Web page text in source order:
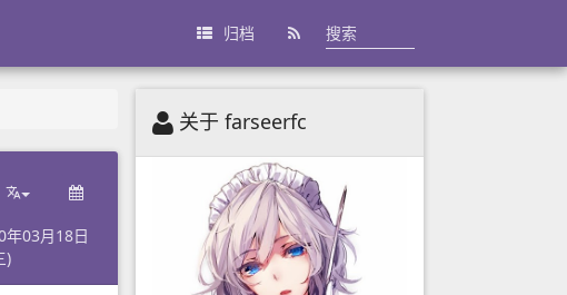
归档
年03月18日
)
关于 farseerfc